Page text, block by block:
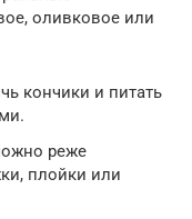
оливковое или
кончики и питать
реже
плойки или